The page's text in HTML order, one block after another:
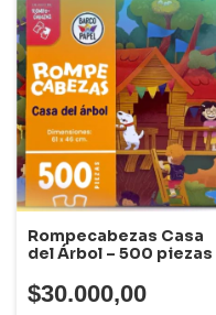
Rompecabezas Casa
del Árbol – 500 piezas
$30.000,00